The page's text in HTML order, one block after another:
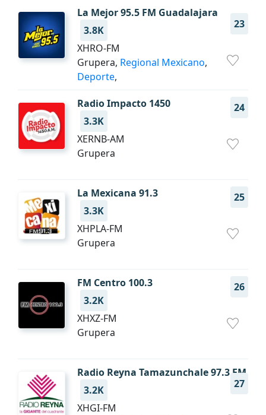
La Mejor 95.5 FM Guadalajara
23
3.8K
XHRO-FM
Grupera, Regional Mexicano,
Deporte,
Radio Impacto 1450
24
3.3K
XERNB-AM
Grupera
La Mexicana 91.3
25
3.3K
XHPLA-FM
Grupera
FM Centro 100.3
26
3.2K
XHXZ-FM
Grupera
Radio Reyna Tamazunchale 97.3 FM
27
3.2K
XHGI-FM